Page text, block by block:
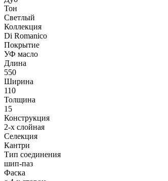
Тон
Светлый
Коллекция
Di Romanico
Покрытие
УФ масло
Длина
550
Ширина
110
Толщина
15
Конструкция
2-х слойная
Селекция
Кантри
Тип соединения
шип-паз
Фаска